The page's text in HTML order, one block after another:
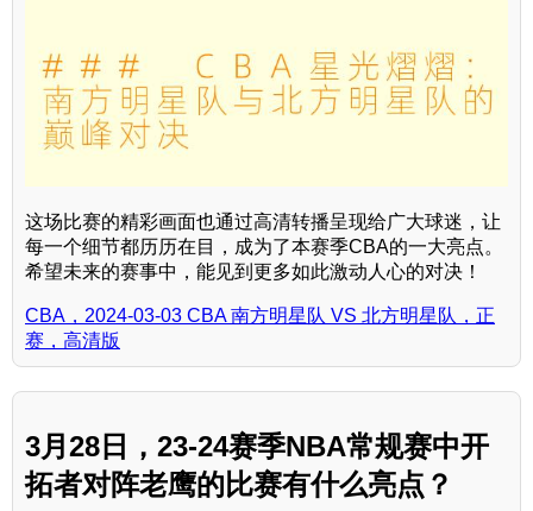
这场比赛的精彩画面也通过高清转播呈现给广大球迷，让
每一个细节都历历在目，成为了本赛季CBA的一大亮点。
希望未来的赛事中，能见到更多如此激动人心的对决！
CBA，2024-03-03 CBA 南方明星队 VS 北方明星队，正
赛，高清版
3月28日，23-24赛季NBA常规赛中开
拓者对阵老鹰的比赛有什么亮点？